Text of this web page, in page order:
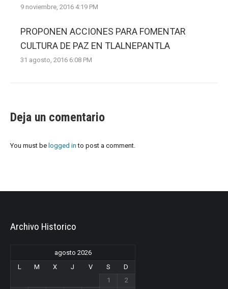
9 noviembre, 2016 4:19 PM
PROPONEN ACCIONES PARA FOMENTAR
CULTURA DE PAZ EN TLALNEPANTLA
31 agosto, 2016 6:08 PM
Deja un comentario
You must be logged in to post a comment.
Archivo Historico
agosto 2026
L
M X J V S
D
1
2